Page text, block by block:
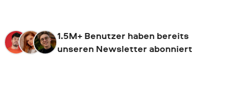
1.5M+ Benutzer haben bereits
unseren Newsletter abonniert